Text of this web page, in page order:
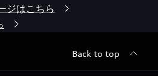
ジはこちら
Back to top